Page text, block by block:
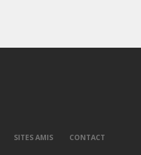
SITES AMIS CONTACT